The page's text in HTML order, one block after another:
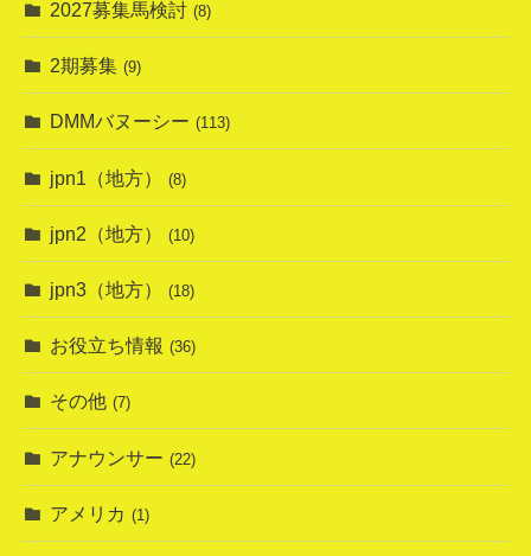
2027募集馬検討 (8)
2期募集 (9)
DMMバヌーシー (113)
jpn1（地方） (8)
jpn2（地方） (10)
jpn3（地方） (18)
お役立ち情報 (36)
その他 (7)
アナウンサー (22)
アメリカ (1)